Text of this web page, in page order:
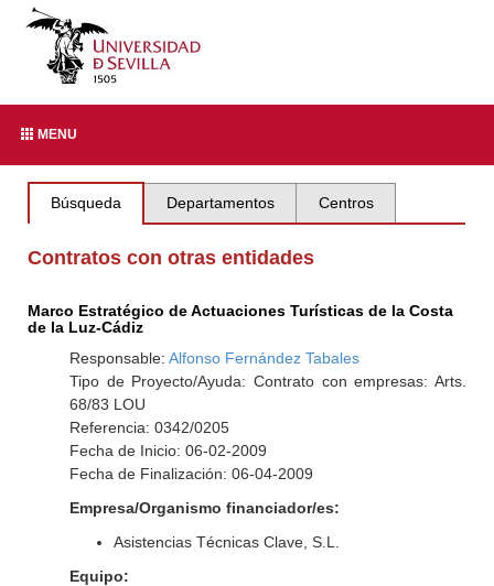
MENU
Búsqueda Departamentos Centros
Contratos con otras entidades
Marco Estratégico de Actuaciones Turísticas de la Costa
de la Luz-Cádiz
Responsable: Alfonso Fernández Tabales
Tipo de Proyecto/Ayuda: Contrato con empresas: Arts.
68/83 LOU
Referencia: 0342/0205
Fecha de Inicio: 06-02-2009
Fecha de Finalización: 06-04-2009
Empresa/Organismo financiador/es:
Asistencias Técnicas Clave, S.L.
Equipo: